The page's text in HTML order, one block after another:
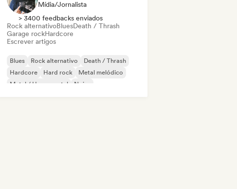
Mídia/Jornalista
> 3400 feedbacks enviados
Rock alternativoBluesDeath / Thrash
Garage rockHardcore
Escrever artigos
Blues Rock alternativo
Death / Thrash
Hardcore
Hard rock
Metal melódico
Metal / Heavy metal
Noise